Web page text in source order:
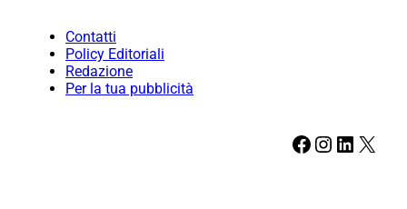
Contatti
Policy Editoriali
Redazione
Per la tua pubblicità
Facebook Instagram LinkedIn X